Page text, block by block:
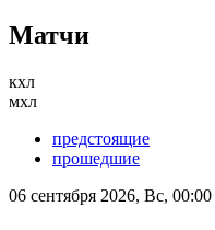
Матчи
кхл
мхл
предстоящие
прошедшие
06 сентября 2026, Вс, 00:00